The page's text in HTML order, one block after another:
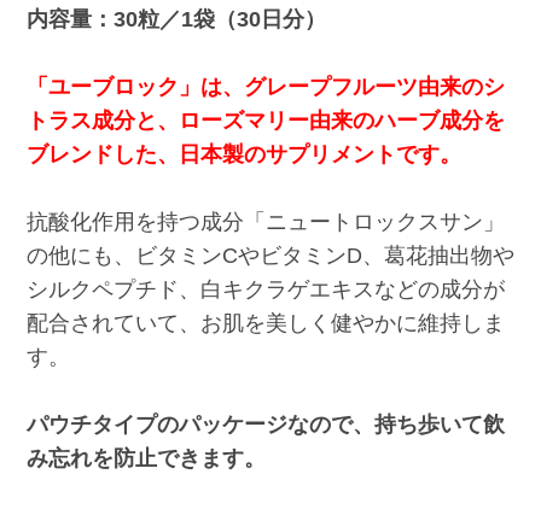
内容量：30粒／1袋（30日分）
「ユーブロック」は、グレープフルーツ由来のシ
トラス成分と、ローズマリー由来のハーブ成分を
ブレンドした、日本製のサプリメントです。
抗酸化作用を持つ成分「ニュートロックスサン」
の他にも、ビタミンCやビタミンD、葛花抽出物や
シルクペプチド、白キクラゲエキスなどの成分が
配合されていて、お肌を美しく健やかに維持しま
す。
パウチタイプのパッケージなので、持ち歩いて飲
み忘れを防止できます。